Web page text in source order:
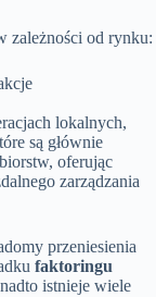
zależności od rynku:
lokalnych,
są głównie
oferując
zarządzania
przeniesienia
faktoringu
istnieje wiele